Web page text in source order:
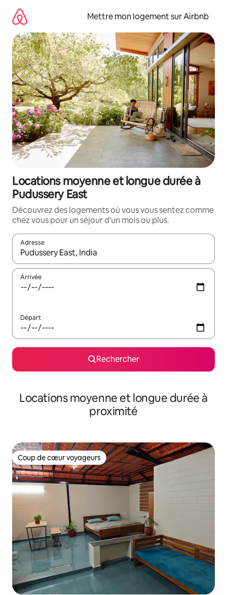
directement
contenu
Mettre mon logement sur Airbnb
Locations moyenne et longue durée à
Pudussery East
Découvrez des logements où vous vous sentez comme
chez vous pour un séjour d'un mois ou plus.
Adresse
Lorsque les résultats s'affichent, utilisez les flèches vers le
Arrivée
Départ
Rechercher
Locations moyenne et longue durée à
proximité
Coup de cœur voyageurs
Coup de cœur voyageurs